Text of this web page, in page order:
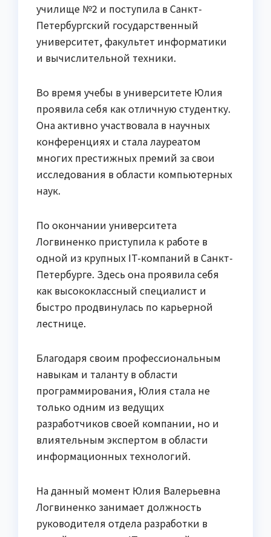
училище №2 и поступила в Санкт-
Петербургский государственный
университет, факультет информатики
и вычислительной техники.
Во время учебы в университете Юлия
проявила себя как отличную студентку.
Она активно участвовала в научных
конференциях и стала лауреатом
многих престижных премий за свои
исследования в области компьютерных
наук.
По окончании университета
Логвиненко приступила к работе в
одной из крупных IT-компаний в Санкт-
Петербурге. Здесь она проявила себя
как высококлассный специалист и
быстро продвинулась по карьерной
лестнице.
Благодаря своим профессиональным
навыкам и таланту в области
программирования, Юлия стала не
только одним из ведущих
разработчиков своей компании, но и
влиятельным экспертом в области
информационных технологий.
На данный момент Юлия Валерьевна
Логвиненко занимает должность
руководителя отдела разработки в